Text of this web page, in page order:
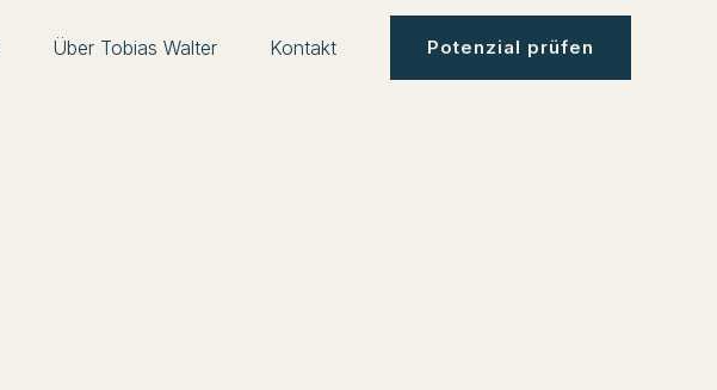
Über Tobias Walter Kontakt Potenzial prüfen